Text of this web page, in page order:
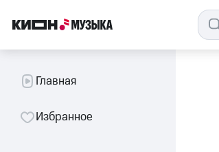
Главная
Избранное